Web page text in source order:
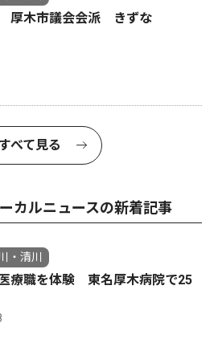
厚木市議会会派 きずな
すべて見る
カルニュースの新着記事
・清川
療職を体験 東名厚木病院で25